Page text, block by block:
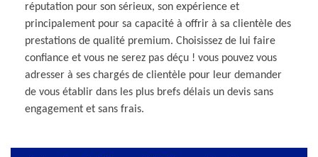
réputation pour son sérieux, son expérience et
principalement pour sa capacité à offrir à sa clientèle des
prestations de qualité premium. Choisissez de lui faire
confiance et vous ne serez pas déçu ! vous pouvez vous
adresser à ses chargés de clientèle pour leur demander
de vous établir dans les plus brefs délais un devis sans
engagement et sans frais.